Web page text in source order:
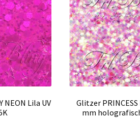
Optionen
können
auf
der
Produktseite
gewählt
werden
NEON Lila UV
Glitzer PRINCESS
mm